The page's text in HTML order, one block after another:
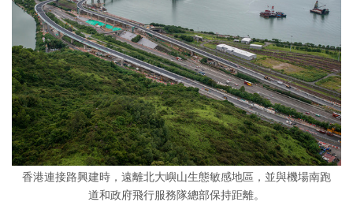
香港連接路興建時，遠離北大嶼山生態敏感地區，並與機場南跑
道和政府飛行服務隊總部保持距離。